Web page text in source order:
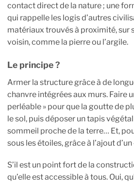
contact direct de la nature ; une
qui rappelle les logis d’autres
matériaux trouvés à proximité, sur
voisin, comme la pierre ou l’argile.
Le principe ?
Armer la structure grâce à de
chanvre intégrées aux murs. Faire
perléable » pour que la goutte de
le sol, puis déposer un tapis
sommeil proche de la terre… Et,
sous les étoiles, grâce à l’ajout d’un
S’il est un point fort de la
qu’elle est accessible à tous. Oui,